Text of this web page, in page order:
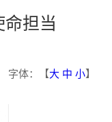
担当
字体：【大中 小】